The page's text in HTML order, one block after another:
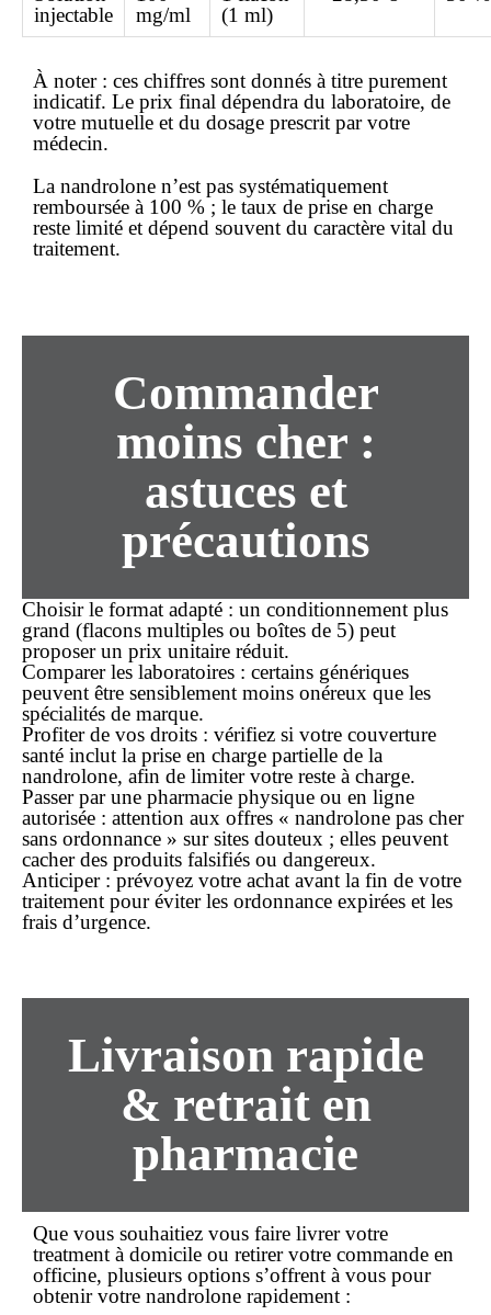
injectable
mg/ml
(1 ml)
À noter : ces chiffres sont donnés à titre purement
indicatif. Le prix final dépendra du laboratoire, de
votre mutuelle et du dosage prescrit par votre
médecin.
La nandrolone n’est pas systématiquement
remboursée à 100 % ; le taux de prise en charge
reste limité et dépend souvent du caractère vital du
traitement.
Commander
moins cher :
astuces et
précautions
Choisir le format adapté : un conditionnement plus
grand (flacons multiples ou boîtes de 5) peut
proposer un prix unitaire réduit.
Comparer les laboratoires : certains génériques
peuvent être sensiblement moins onéreux que les
spécialités de marque.
Profiter de vos droits : vérifiez si votre couverture
santé inclut la prise en charge partielle de la
nandrolone, afin de limiter votre reste à charge.
Passer par une pharmacie physique ou en ligne
autorisée : attention aux offres « nandrolone pas cher
sans ordonnance » sur sites douteux ; elles peuvent
cacher des produits falsifiés ou dangereux.
Anticiper: prévoyez votre achat avant la fin de votre
traitement pour éviter les ordonnance expirées et les
frais d’urgence.
Livraison rapide
& retrait en
pharmacie
Que vous souhaitiez vous faire livrer votre
treatment à domicile ou retirer votre commande en
officine, plusieurs options s’offrent à vous pour
obtenir votre nandrolone rapidement :